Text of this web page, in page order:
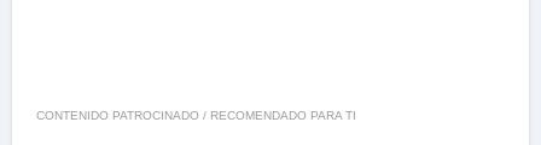
CONTENIDO PATROCINADO / RECOMENDADO PARA TI